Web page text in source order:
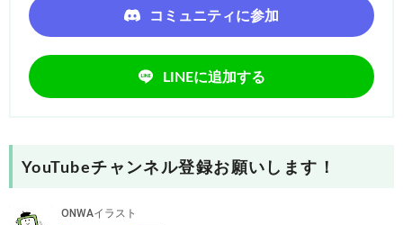
コミュニティに参加
LINEに追加する
YouTubeチャンネル登録お願いします！